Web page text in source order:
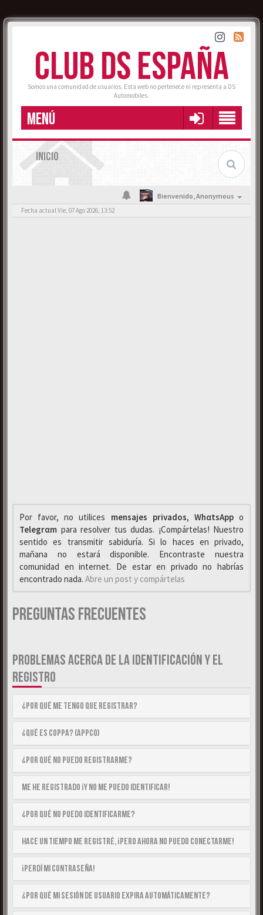
CLUB DS ESPAÑA
Somos una comunidad de usuarios. Esta web no pertenece ni representa a DS
Automobiles.
MENÚ
INICIO
Bienvenido,Anonymous
Fecha actual Vie, 07 Ago 2026, 13:52
Por favor, no utilices mensajes privados, WhαtsAppo
Telegrαm para resolver tus dudas. ¡Compártelas! Nuestro
sentido es transmitir sabiduría. Si lo haces en privado,
mañana no estará disponible. Encontraste nuestra
comunidad en internet. De estar en privado no habrías
encontrado nada. Abre un post y compártelas
Preguntas Frecuentes
PROBLEMAS ACERCA DE LA IDENTIFICACIÓN Y EL
REGISTRO
¿Por qué me tengo que registrar?
¿Qué es COPPA? (APPCO)
¿Por qué no puedo registrarme?
Me he registrado ¡y no me puedo identificar!
¿Por qué no puedo identificarme?
Hace un tiempo me registré, ¡pero ahora no puedo conectarme!
¡Perdí mi contraseña!
¿Por qué mi sesión de usuario expira automáticamente?